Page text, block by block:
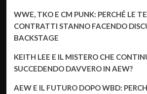
WWE, TKO E CM PUNK: PERCHÉ LE
CONTRATTI STANNO FACENDO
BACKSTAGE
KEITH LEE E IL MISTERO CHE
SUCCEDENDO DAVVERO IN AEW?
AEW E IL FUTURO DOPO WBD: